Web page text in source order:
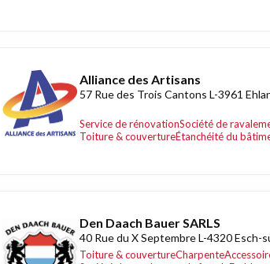
Alliance des Artisans
57 Rue des Trois Cantons L-3961
Service de rénovationSociété de
Toiture & couvertureÉtanchéité du
Den Daach Bauer SARLS
40 Rue du X Septembre L-4320 Esch-
Toiture & couvertureCharpente